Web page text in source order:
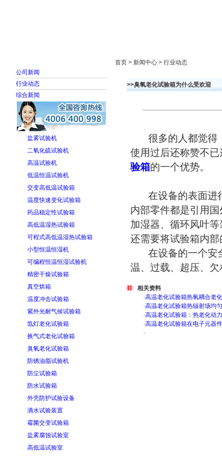
公司新闻
行业动态
综合新闻
盐雾试验机
二氧化硫试验机
高温试验机
低温恒温试验机
交变高低温试验箱
温度快速变化试验箱
药品稳定性试验箱
高低温湿热试验箱
可程式高低温湿热试验箱
小型恒温恒湿机
可编程恒温恒湿试验机
精密干燥试验箱
真空烘箱
温度冲击试验箱
紫外光耐气候试验箱
氙灯老化试验箱
换气式老化试验箱
臭氧老化试验箱
防锈油脂试验机
防尘试验箱
防水试验箱
外壳防护试验设备
滴水试验装置
霉菌交变试验箱
盐雾腐蚀试验室
高低温试验室
首页 > 新闻中心 > 行业动态
>>臭氧老化试验箱为什么受欢迎
很多的人都觉得，
使用过后还称赞不
验箱的一个优势。
在设备的表面进行
内部零件都是引用
加湿器、循环风叶
还需要将试验箱内
在设备的一个安全
温、过载、超压、
相关资料
·高温老化试验箱热氧耦合老
·高温老化试验箱热辐射场均
·高温老化试验箱：热老化动
·高温老化试验箱在电子元器
·